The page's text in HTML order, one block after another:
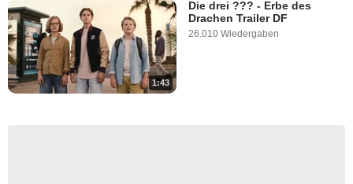
1:43
Die drei ??? - Erbe des
Drachen Trailer DF
26.010 Wiedergaben